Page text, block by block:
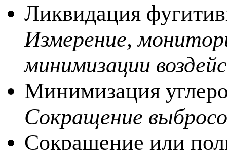
Ликвидация
Измерение,
минимизации
Минимизация
Сокращение
Сокращение или